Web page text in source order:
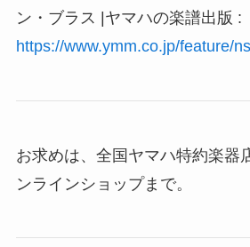
ン・ブラス |ヤマハの楽譜出版 :
https://www.ymm.co.jp/feature/
お求めは、全国ヤマハ特約楽器
ンラインショップまで。